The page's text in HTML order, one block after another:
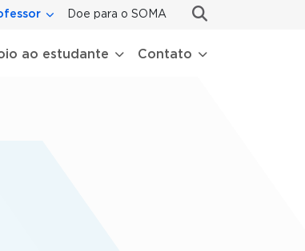
Doe para o SOMA
ao estudante Contato